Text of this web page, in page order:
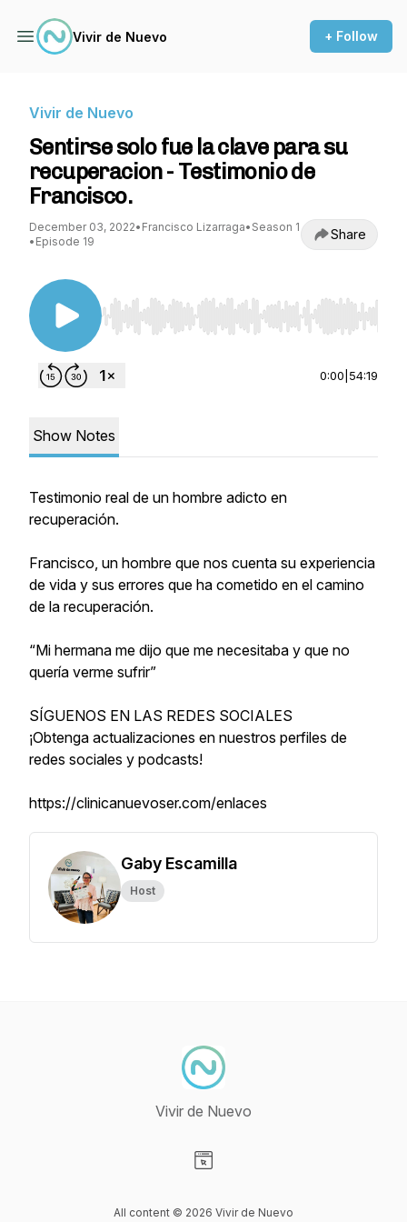
Vivir de Nuevo + Follow
Vivir de Nuevo
Sentirse solo fue la clave para su
recuperacion - Testimonio de
Francisco.
December 03, 2022• Francisco Lizarraga• Season 1
• Episode 19 Share
Use Left/Right to seek, Home/End to jump to
0:00 54:19
Show Notes
Testimonio real de un hombre adicto en
recuperación.
Francisco, un hombre que nos cuenta su experiencia
de vida y sus errores que ha cometido en el camino
de la recuperación.
“Mi hermana me dijo que me necesitaba y que no
quería verme sufrir”
SÍGUENOS EN LAS REDES SOCIALES
¡Obtenga actualizaciones en nuestros perfiles de
redes sociales y podcasts!
https://clinicanuevoser.com/enlaces
Gaby Escamilla
Host
Vivir de Nuevo
All content © 2026 Vivir de Nuevo